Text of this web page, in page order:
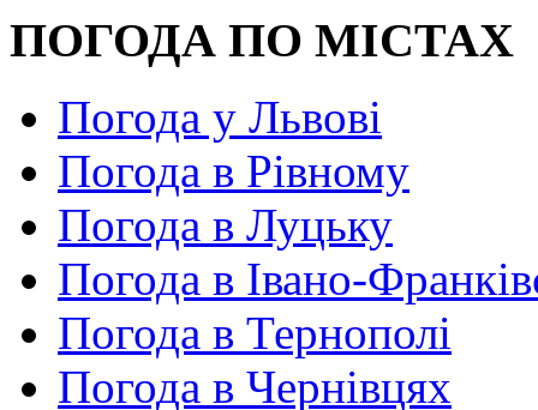
ПОГОДА ПО МІСТАХ
Погода у Львові
Погода в Рівному
Погода в Луцьку
Погода в Івано-
Погода в Тернополі
Погода в Чернівцях